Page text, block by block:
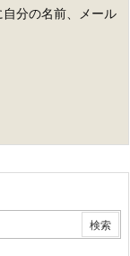
分の名前、メール